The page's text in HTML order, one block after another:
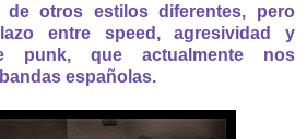
de otros estilos diferentes, pero
entre speed, agresividad y
punk, que actualmente nos
españolas.